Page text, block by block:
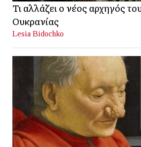
Τι αλλάζει ο νέος αρχηγός
Ουκρανίας
Lesia Bidochko